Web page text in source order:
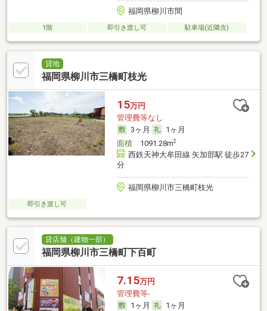
福岡県柳川市間
1階 即引き渡し可 駐車場(近隣含)
貸地
福岡県柳川市三橋町枝光
15万円
管理費等なし
3ヶ月
1ヶ月
面積1091.28m2
西鉄天神大牟田線 矢加部駅 徒歩27
分
福岡県柳川市三橋町枝光
即引き渡し可
貸店舗（建物一部）
福岡県柳川市三橋町下百町
7.15万円
管理費等-
1ヶ月
1ヶ月